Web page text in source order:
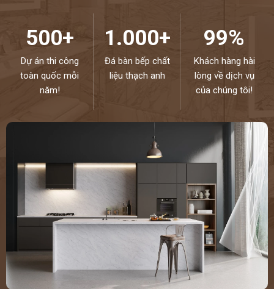
500+
Dự án thi công
toàn quốc mỗi
năm!
1.000+
Đá bàn bếp chất
liệu thạch anh
99%
Khách hàng hài
lòng về dịch vụ
của chúng tôi!